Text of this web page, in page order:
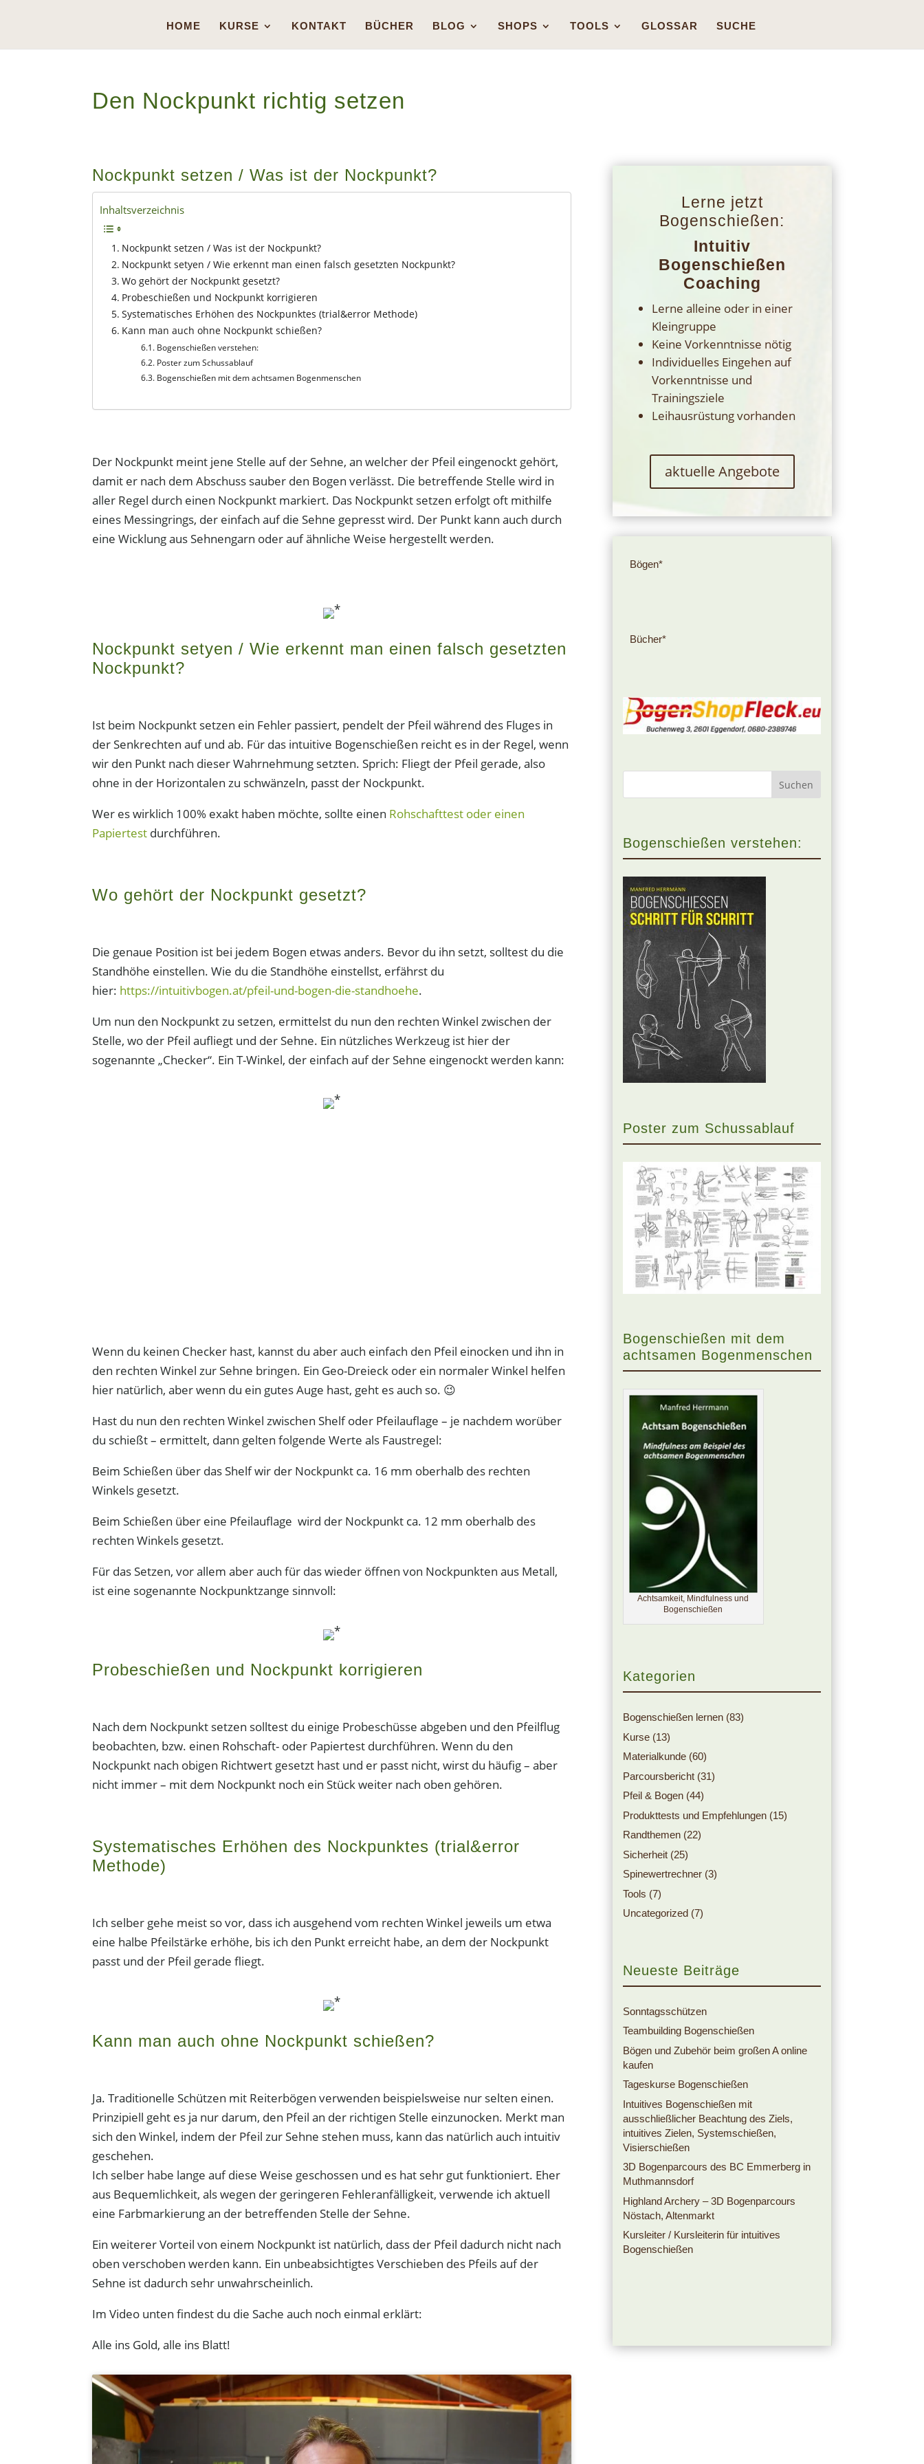
HOME KURSE KONTAKT BÜCHER BLOG SHOPS TOOLS GLOSSAR SUCHE
Den Nockpunkt richtig setzen
Nockpunkt setzen / Was ist der Nockpunkt?
Inhaltsverzeichnis
Nockpunkt setzen / Was ist der Nockpunkt?
Nockpunkt setyen / Wie erkennt man einen falsch gesetzten Nockpunkt?
Wo gehört der Nockpunkt gesetzt?
Probeschießen und Nockpunkt korrigieren
Systematisches Erhöhen des Nockpunktes (trial&error Methode)
Kann man auch ohne Nockpunkt schießen?
Bogenschießen verstehen:
Poster zum Schussablauf
Bogenschießen mit dem achtsamen Bogenmenschen
Der Nockpunkt meint jene Stelle auf der Sehne, an welcher der Pfeil eingenockt gehört,
damit er nach dem Abschuss sauber den Bogen verlässt. Die betreffende Stelle wird in
aller Regel durch einen Nockpunkt markiert. Das Nockpunkt setzen erfolgt oft mithilfe
eines Messingrings, der einfach auf die Sehne gepresst wird. Der Punkt kann auch durch
eine Wicklung aus Sehnengarn oder auf ähnliche Weise hergestellt werden.
*
Nockpunkt setyen / Wie erkennt man einen falsch gesetzten
Nockpunkt?
Ist beim Nockpunkt setzen ein Fehler passiert, pendelt der Pfeil während des Fluges in
der Senkrechten auf und ab. Für das intuitive Bogenschießen reicht es in der Regel, wenn
wir den Punkt nach dieser Wahrnehmung setzten. Sprich: Fliegt der Pfeil gerade, also
ohne in der Horizontalen zu schwänzeln, passt der Nockpunkt.
Wer es wirklich 100% exakt haben möchte, sollte einen Rohschafttest oder einen
Papiertest durchführen.
Wo gehört der Nockpunkt gesetzt?
Die genaue Position ist bei jedem Bogen etwas anders. Bevor du ihn setzt, solltest du die
Standhöhe einstellen. Wie du die Standhöhe einstellst, erfährst du
hier: https://intuitivbogen.at/pfeil-und-bogen-die-standhoehe.
Um nun den Nockpunkt zu setzen, ermittelst du nun den rechten Winkel zwischen der
Stelle, wo der Pfeil aufliegt und der Sehne. Ein nützliches Werkzeug ist hier der
sogenannte „Checker“. Ein T-Winkel, der einfach auf der Sehne eingenockt werden kann:
*
Wenn du keinen Checker hast, kannst du aber auch einfach den Pfeil einocken und ihn in
den rechten Winkel zur Sehne bringen. Ein Geo-Dreieck oder ein normaler Winkel helfen
hier natürlich, aber wenn du ein gutes Auge hast, geht es auch so. 😉
Hast du nun den rechten Winkel zwischen Shelf oder Pfeilauflage – je nachdem worüber
du schießt – ermittelt, dann gelten folgende Werte als Faustregel:
Beim Schießen über das Shelf wir der Nockpunkt ca. 16 mm oberhalb des rechten
Winkels gesetzt.
Beim Schießen über eine Pfeilauflage wird der Nockpunkt ca. 12 mm oberhalb des
rechten Winkels gesetzt.
Für das Setzen, vor allem aber auch für das wieder öffnen von Nockpunkten aus Metall,
ist eine sogenannte Nockpunktzange sinnvoll:
*
Probeschießen und Nockpunkt korrigieren
Nach dem Nockpunkt setzen solltest du einige Probeschüsse abgeben und den Pfeilflug
beobachten, bzw. einen Rohschaft- oder Papiertest durchführen. Wenn du den
Nockpunkt nach obigen Richtwert gesetzt hast und er passt nicht, wirst du häufig – aber
nicht immer – mit dem Nockpunkt noch ein Stück weiter nach oben gehören.
Systematisches Erhöhen des Nockpunktes (trial&error
Methode)
Ich selber gehe meist so vor, dass ich ausgehend vom rechten Winkel jeweils um etwa
eine halbe Pfeilstärke erhöhe, bis ich den Punkt erreicht habe, an dem der Nockpunkt
passt und der Pfeil gerade fliegt.
*
Kann man auch ohne Nockpunkt schießen?
Ja. Traditionelle Schützen mit Reiterbögen verwenden beispielsweise nur selten einen.
Prinzipiell geht es ja nur darum, den Pfeil an der richtigen Stelle einzunocken. Merkt man
sich den Winkel, indem der Pfeil zur Sehne stehen muss, kann das natürlich auch intuitiv
geschehen.
Ich selber habe lange auf diese Weise geschossen und es hat sehr gut funktioniert. Eher
aus Bequemlichkeit, als wegen der geringeren Fehleranfälligkeit, verwende ich aktuell
eine Farbmarkierung an der betreffenden Stelle der Sehne.
Ein weiterer Vorteil von einem Nockpunkt ist natürlich, dass der Pfeil dadurch nicht nach
oben verschoben werden kann. Ein unbeabsichtigtes Verschieben des Pfeils auf der
Sehne ist dadurch sehr unwahrscheinlich.
Im Video unten findest du die Sache auch noch einmal erklärt:
Alle ins Gold, alle ins Blatt!
Lerne jetzt
Bogenschießen:
Intuitiv
Bogenschießen
Coaching
Lerne alleine oder in einer
Kleingruppe
Keine Vorkenntnisse nötig
Individuelles Eingehen auf
Vorkenntnisse und
Trainingsziele
Leihausrüstung vorhanden
aktuelle Angebote
Bögen*
Bücher*
Bogenschießen verstehen:
Poster zum Schussablauf
Bogenschießen mit dem
achtsamen Bogenmenschen
Achtsamkeit, Mindfulness und
Bogenschießen
Kategorien
Bogenschießen lernen(83)
Kurse(13)
Materialkunde(60)
Parcoursbericht(31)
Pfeil & Bogen(44)
Produkttests und Empfehlungen(15)
Randthemen(22)
Sicherheit(25)
Spinewertrechner(3)
Tools (7)
Uncategorized(7)
Neueste Beiträge
Sonntagsschützen
Teambuilding Bogenschießen
Bögen und Zubehör beim großen A online
kaufen
Tageskurse Bogenschießen
Intuitives Bogenschießen mit
ausschließlicher Beachtung des Ziels,
intuitives Zielen, Systemschießen,
Visierschießen
3D Bogenparcours des BC Emmerberg in
Muthmannsdorf
Highland Archery – 3D Bogenparcours
Nöstach, Altenmarkt
Kursleiter / Kursleiterin für intuitives
Bogenschießen